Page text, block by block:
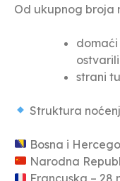
Od ukupnog broja
domaći
strani
Struktura
Bosna i
Narodna
Francuska – 28